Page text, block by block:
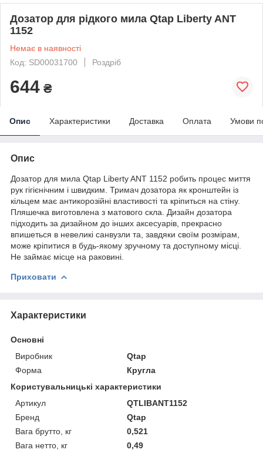
Дозатор для рідкого мила Qtap Liberty ANT
1152
Немає в наявності
Код: SD00031700
Роздріб
644 ₴
Опис Характеристики Доставка Оплата Умови
Опис
Дозатор для мила Qtap Liberty ANT 1152 робить процес миття
рук гігієнічним і швидким. Тримач дозатора як кронштейн із
кільцем має антикорозійні властивості та кріпиться на стіну.
Пляшечка виготовлена з матового скла. Дизайн дозатора
підходить за дизайном до інших аксесуарів, прекрасно
впишеться в невеликі санвузли та, завдяки своїм розмірам,
може кріпитися в будь-якому зручному та доступному місці.
Не займає місце на раковині.
Приховати
Характеристики
Основні
Виробник
Qtap
Форма
Кругла
Користувальницькі характеристики
Артикул
QTLIBANT1152
Бренд
Qtap
Вага брутто, кг
0,521
Вага нетто, кг
0,49